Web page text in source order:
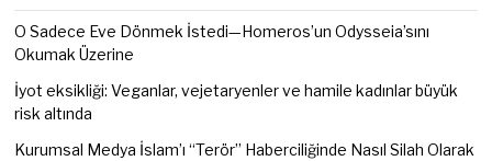
O Sadece Eve Dönmek İstedi—Homeros’un Odysseia’sını
Okumak Üzerine
İyot eksikliği: Veganlar, vejetaryenler ve hamile kadınlar büyük
risk altında
Kurumsal Medya İslam’ı “Terör” Haberciliğinde Nasıl Silah Olarak